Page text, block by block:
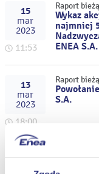
15
mar
2023
11:53
Raport
Wykaz
najmniej
ENEA S.A.
13
mar
2023
18:00
Raport
S.A.
13